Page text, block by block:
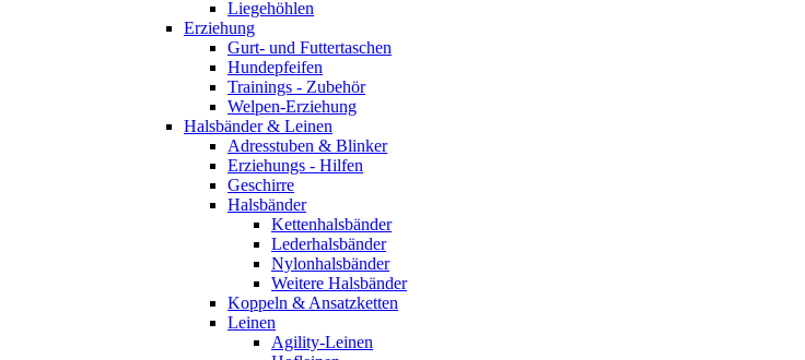
Liegehöhlen
Erziehung
Gurt- und Futtertaschen
Hundepfeifen
Trainings - Zubehör
Welpen-Erziehung
Halsbänder & Leinen
Adresstuben & Blinker
Erziehungs - Hilfen
Geschirre
Halsbänder
Kettenhalsbänder
Lederhalsbänder
Nylonhalsbänder
Weitere Halsbänder
Koppeln & Ansatzketten
Leinen
Agility-Leinen